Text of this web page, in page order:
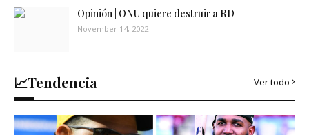
Opinión | ONU quiere destruir a RD
November 14, 2022
📈Tendencia Ver todo